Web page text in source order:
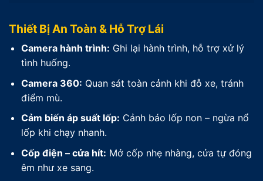
Thiết Bị An Toàn & Hỗ Trợ Lái
Camera hành trình: Ghi lại hành trình, hỗ trợ xử lý
tình huống.
Camera 360: Quan sát toàn cảnh khi đỗ xe, tránh
điểm mù.
Cảm biến áp suất lốp: Cảnh báo lốp non – ngừa nổ
lốp khi chạy nhanh.
Cốp điện – cửa hít: Mở cốp nhẹ nhàng, cửa tự đóng
êm như xe sang.